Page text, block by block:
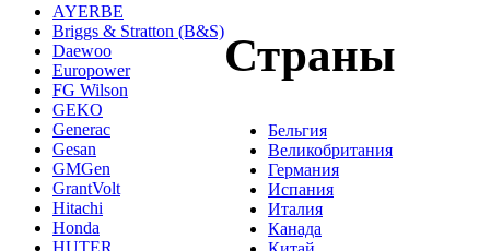
AYERBE
Briggs & Stratton (B&S)
Daewoo
Europower
FG Wilson
GEKO
Generac
Gesan
GMGen
GrantVolt
Hitachi
Honda
HUTER
Страны
Бельгия
Великобритания
Германия
Испания
Италия
Канада